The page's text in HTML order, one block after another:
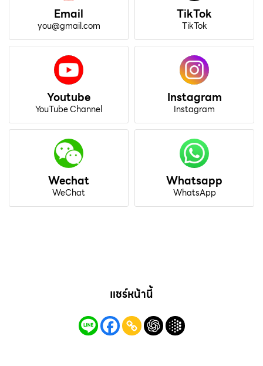
Email
you@gmail.com
TikTok
TikTok
Youtube
YouTube Channel
Instagram
Instagram
Wechat
WeChat
Whatsapp
WhatsApp
แชร์หน้านี้